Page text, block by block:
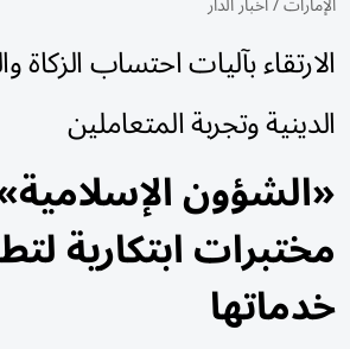
الارتقاء بآليات احتساب
الدينية وتجربة المتعاملين
مختبرات ابتكارية
خدماتها